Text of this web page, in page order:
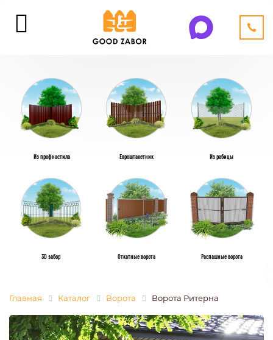
Из профнастила Евроштакетник Из рабицы
3D забор Откатные ворота Распашные ворота
Главная Каталог Ворота Ворота Ритерна